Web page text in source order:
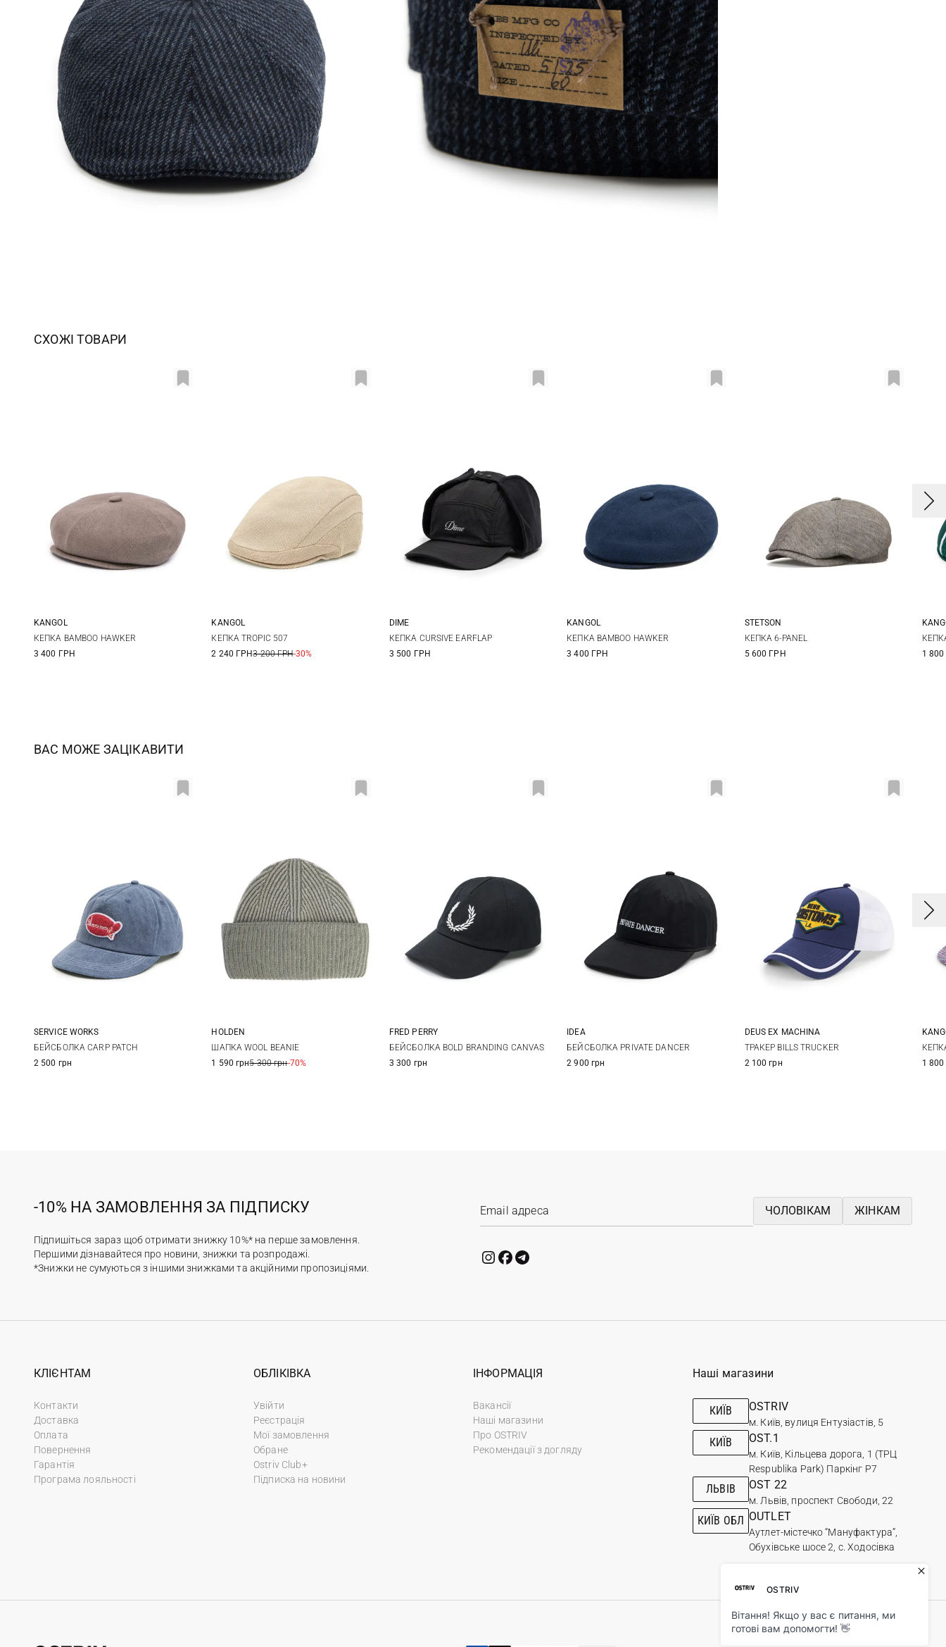
СХОЖІ ТОВАРИ
M L XL
KANGOL
КЕПКА BAMBOO HAWKER
3 400 ГРН
S M
KANGOL
КЕПКА TROPIC 507
2 240 ГРН3 200 ГРН-30%
One size
DIME
КЕПКА CURSIVE EARFLAP
3 500 ГРН
M L XL
KANGOL
КЕПКА BAMBOO HAWKER
3 400 ГРН
M L
STETSON
КЕПКА 6-PANEL
5 600 ГРН
L
1
ВАС МОЖЕ ЗАЦІКАВИТИ
One size
SERVICE WORKS
БЕЙСБОЛКА CARP PATCH
2 500 грн
One size
HOLDEN
ШАПКА WOOL BEANIE
1 590 грн5 300 грн-70%
One size
FRED PERRY
БЕЙСБОЛКА BOLD BRANDING CANVAS
3 300 грн
One size
IDEA
БЕЙСБОЛКА PRIVATE DANCER
2 900 грн
One size
DEUS EX MACHINА
ТРАКЕР BILLS TRUCKER
2 100 грн
1 800
-10% НА ЗАМОВЛЕННЯ ЗА ПІДПИСКУ
Підпишіться зараз щоб отримати знижку 10%* на перше замовлення.
Першими дізнавайтеся про новини, знижки та розпродажі.
*Знижки не сумуються з іншими знижками та акційними пропозиціями.
ЧОЛОВІКАМ ЖІНКАМ
КЛІЄНТАМ
Контакти
Доставка
Оплата
Повернення
Гарантія
Програма лояльності
ОБЛІКІВКА
Увійти
Реєстрація
Мої замовлення
Обране
Ostriv Club+
Підписка на новини
ІНФОРМАЦІЯ
Вакансії
Наші магазини
Про OSTRIV
Рекомендації з догляду
Наші магазини
КИЇВ OSTRIV
м. Київ, вулиця Ентузіастів, 5
КИЇВ OST.1
м. Київ, Кільцева дорога, 1 (ТРЦ
Respublika Park) Паркінг Р7
ЛЬВІВ OST 22
м. Львів, проспект Свободи, 22
КИЇВ ОБЛ OUTLET
Аутлет-містечко “Мануфактура”,
Обухівське шосе 2, с. Ходосівка